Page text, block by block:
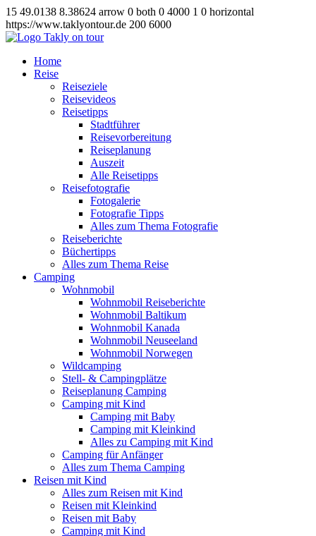
15 49.0138 8.38624 arrow 0 both 0 4000 1 0 horizontal
https://www.taklyontour.de 200 6000
Home
Reise
Reiseziele
Reisevideos
Reisetipps
Stadtführer
Reisevorbereitung
Reiseplanung
Auszeit
Alle Reisetipps
Reisefotografie
Fotogalerie
Fotografie Tipps
Alles zum Thema Fotografie
Reiseberichte
Büchertipps
Alles zum Thema Reise
Camping
Wohnmobil
Wohnmobil Reiseberichte
Wohnmobil Baltikum
Wohnmobil Kanada
Wohnmobil Neuseeland
Wohnmobil Norwegen
Wildcamping
Stell- & Campingplätze
Reiseplanung Camping
Camping mit Kind
Camping mit Baby
Camping mit Kleinkind
Alles zu Camping mit Kind
Camping für Anfänger
Alles zum Thema Camping
Reisen mit Kind
Alles zum Reisen mit Kind
Reisen mit Kleinkind
Reisen mit Baby
Camping mit Kind